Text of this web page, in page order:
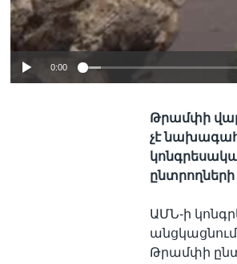
0:00
Թրամփի
չէ
ընտրողների
ԱՄՆ-ի
Թրամփի